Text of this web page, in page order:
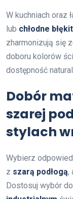
W kuchniach oraz
lub chłodne
zharmonizują się
doboru kolorów
dostępność
Dobór
szarej
stylach
Wybierz
z szarą podłogą,
Dostosuj wybór